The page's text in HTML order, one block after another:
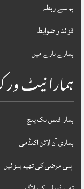
ہم سے رابطہ
قوائد و ضوابط
ہمارے بارے میں
ہمارا نیٹ
ہمارا فیس بک پیج
ہماری آن لائن اکیڈمی
اپنی مرضی کی تھیم بنوائیں